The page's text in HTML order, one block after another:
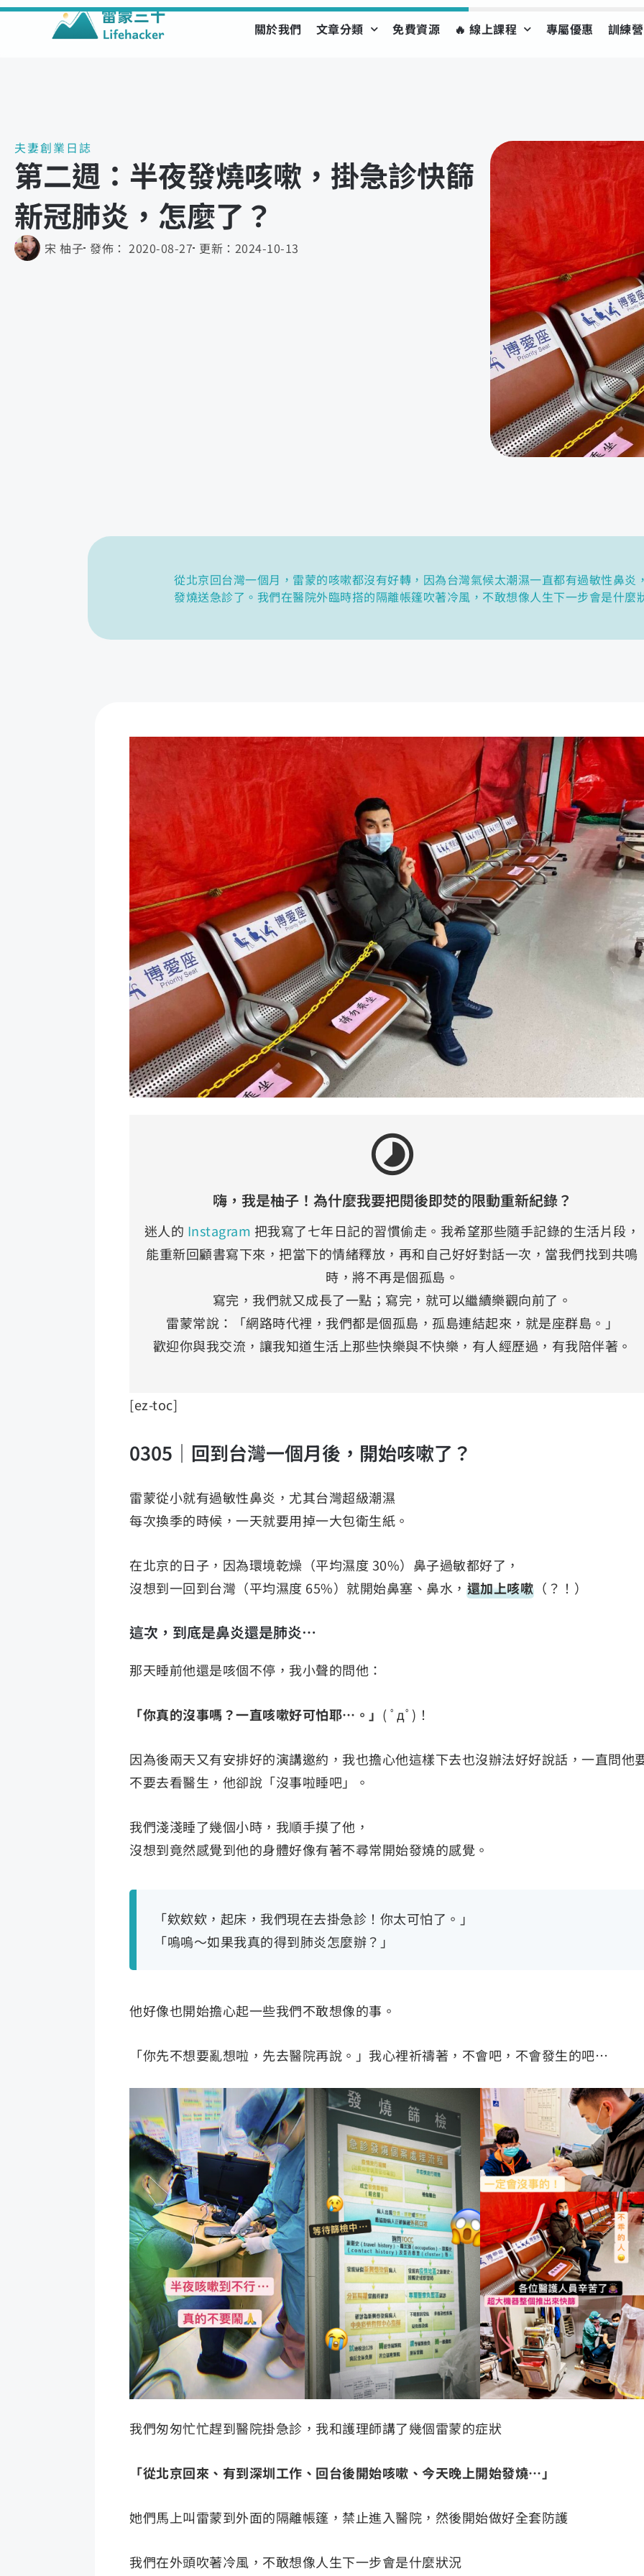
關於我們 文章分類 免費資源 🔥 線上課程 專屬優惠 訓練營
夫妻創業日誌
第二週：半夜發燒咳嗽，掛急診快篩
新冠肺炎，怎麼了？
宋 柚子 發佈： 2020-08-27 更新： 2024-10-13
從北京回台灣一個月，雷蒙的咳嗽都沒有好轉，因為台灣氣候太潮濕一直都有過敏性鼻炎
發燒送急診了。我們在醫院外臨時搭的隔離帳篷吹著冷風，不敢想像人生下一步會是什
timelapse
嗨，我是柚子！為什麼我要把閱後即焚的限動重新紀錄？
迷人的 Instagram 把我寫了七年日記的習慣偷走。我希望那些隨手記錄的生活片段，
能重新回顧書寫下來，把當下的情緒釋放，再和自己好好對話一次，當我們找到共鳴
時，將不再是個孤島。
寫完，我們就又成長了一點；寫完，就可以繼續樂觀向前了。
雷蒙常說：「網路時代裡，我們都是個孤島，孤島連結起來，就是座群島。」
歡迎你與我交流，讓我知道生活上那些快樂與不快樂，有人經歷過，有我陪伴著。
[ez-toc]
0305｜回到台灣一個月後，開始咳嗽了？
雷蒙從小就有過敏性鼻炎，尤其台灣超級潮濕
每次換季的時候，一天就要用掉一大包衛生紙。
在北京的日子，因為環境乾燥（平均濕度 30%）鼻子過敏都好了，
沒想到一回到台灣（平均濕度 65%）就開始鼻塞、鼻水， 還加上咳嗽 （？！）
這次，到底是鼻炎還是肺炎⋯
那天睡前他還是咳個不停，我小聲的問他：
「你真的沒事嗎？一直咳嗽好可怕耶⋯。」 ( ﾟдﾟ)！
因為後兩天又有安排好的演講邀約，我也擔心他這樣下去也沒辦法好好說話，一直問他
不要去看醫生，他卻說「沒事啦睡吧」。
我們淺淺睡了幾個小時，我順手摸了他，
沒想到竟然感覺到他的身體好像有著不尋常開始發燒的感覺。
「欸欸欸，起床，我們現在去掛急診！你太可怕了。」
「嗚嗚～如果我真的得到肺炎怎麼辦？」
他好像也開始擔心起一些我們不敢想像的事。
「你先不想要亂想啦，先去醫院再說。」我心裡祈禱著，不會吧，不會發生的吧⋯
我們匆匆忙忙趕到醫院掛急診，我和護理師講了幾個雷蒙的症狀
「從北京回來、有到深圳工作、回台後開始咳嗽、今天晚上開始發燒⋯」
她們馬上叫雷蒙到外面的隔離帳篷，禁止進入醫院，然後開始做好全套防護
我們在外頭吹著冷風，不敢想像人生下一步會是什麼狀況